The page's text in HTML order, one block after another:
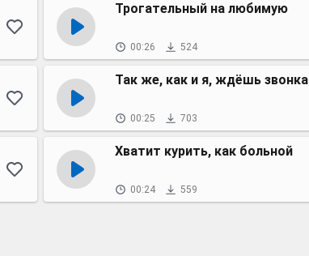
Трогательный на любимую
00:26 524
Так же, как и я, ждёшь звонка
00:25 703
Хватит курить, как больной
00:24 559